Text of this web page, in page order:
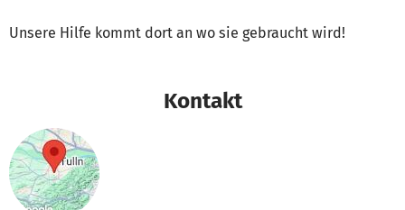
Unsere Hilfe kommt dort an wo sie gebraucht wird!
Kontakt